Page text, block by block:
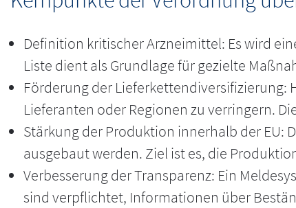
Definition kritischer Arzneimittel: Es wird
Liste dient als Grundlage für gezielte
Förderung der Lieferkettendiversifizierung:
Lieferanten oder Regionen zu verringern.
Stärkung der Produktion innerhalb der EU:
ausgebaut werden. Ziel ist es, die
Verbesserung der Transparenz: Ein
sind verpflichtet, Informationen über